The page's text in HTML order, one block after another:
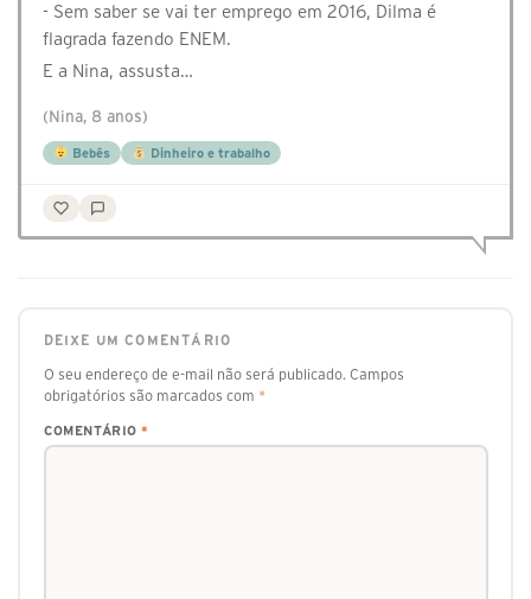
- Sem saber se vai ter emprego em 2016, Dilma é
flagrada fazendo ENEM.
E a Nina, assusta…
(Nina, 8 anos)
Bebês Dinheiro e trabalho
DEIXE UM COMENTÁRIO
O seu endereço de e-mail não será publicado. Campos
obrigatórios são marcados com *
COMENTÁRIO *